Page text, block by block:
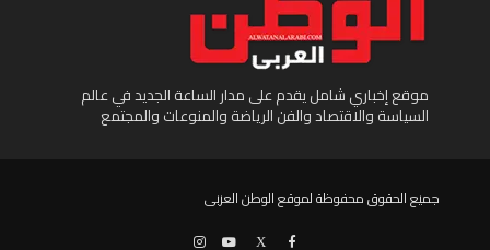
موقع إخباري شامل يقدم على مدار الساعة الجديد في عالم
السياسة والاقتصاد والفن الرياضة والمنوعات والمجتمع
جميع الحقوق محفوظة لموقع الوطن العربى